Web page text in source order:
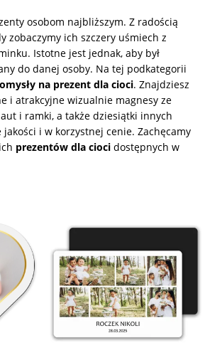
FotoKalendarze
drewniane
FotoKalendarze
magnetyczne
FotoKalendarze
walentynki
Naklejki
Listwy do plakatów
Opakowania
Koperty
Inne
osobom najbliższym. Z radością
zobaczymy ich szczery uśmiech z
Istotne jest jednak, aby był
do danej osoby. Na tej podkategorii
na prezent dla cioci. Znajdziesz
i atrakcyjne wizualnie magnesy ze
i ramki, a także dziesiątki innych
jakości i w korzystnej cenie. Zachęcamy
prezentów dla cioci dostępnych w